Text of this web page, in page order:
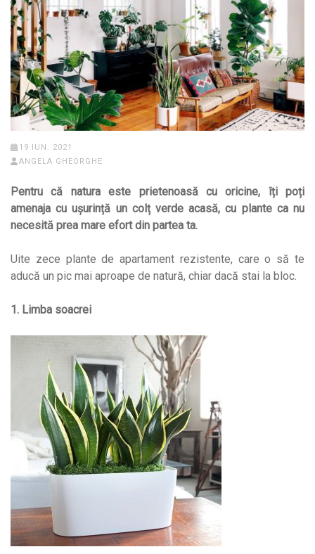
19 IUN. 2021
ANGELA GHEORGHE
Pentru că natura este prietenoasă cu oricine, îți poți
amenaja cu ușurință un colț verde acasă, cu plante ca nu
necesită prea mare efort din partea ta.
Uite zece plante de apartament rezistente, care o să te
aducă un pic mai aproape de natură, chiar dacă stai la bloc.
1. Limba soacrei